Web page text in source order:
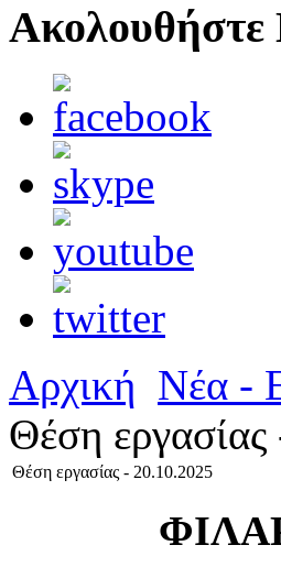
Αρχική Νέα -
Θέση
Θέση εργασίας - 20.10.2025